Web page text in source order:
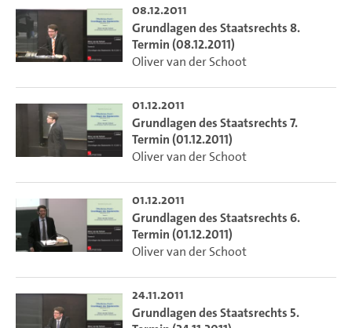
08.12.2011
Grundlagen des Staatsrechts 8.
Termin (08.12.2011)
Oliver van der Schoot
01.12.2011
Grundlagen des Staatsrechts 7.
Termin (01.12.2011)
Oliver van der Schoot
01.12.2011
Grundlagen des Staatsrechts 6.
Termin (01.12.2011)
Oliver van der Schoot
24.11.2011
Grundlagen des Staatsrechts 5.